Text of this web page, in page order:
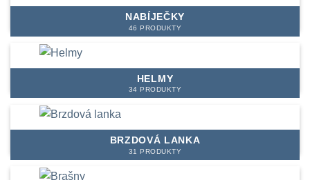
NABÍJEČKY
46 PRODUKTY
HELMY
34 PRODUKTY
BRZDOVÁ LANKA
31 PRODUKTY